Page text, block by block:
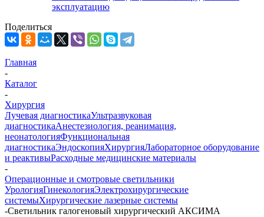
эксплуатацию
Поделиться
Главная
-
Каталог
-
Хирургия
Лучевая диагностикаУльтразвуковая
диагностикаАнестезиология, реанимация,
неонатологияФункциональная
диагностикаЭндоскопияХирургияЛабораторное оборудование
и реактивыРасходные медицинские материалы
-
Операционные и смотровые светильники
УрологияГинекологияЭлектрохирургические
системыХирургические лазерные системы
-Светильник галогеновый хирургический АКСИМА